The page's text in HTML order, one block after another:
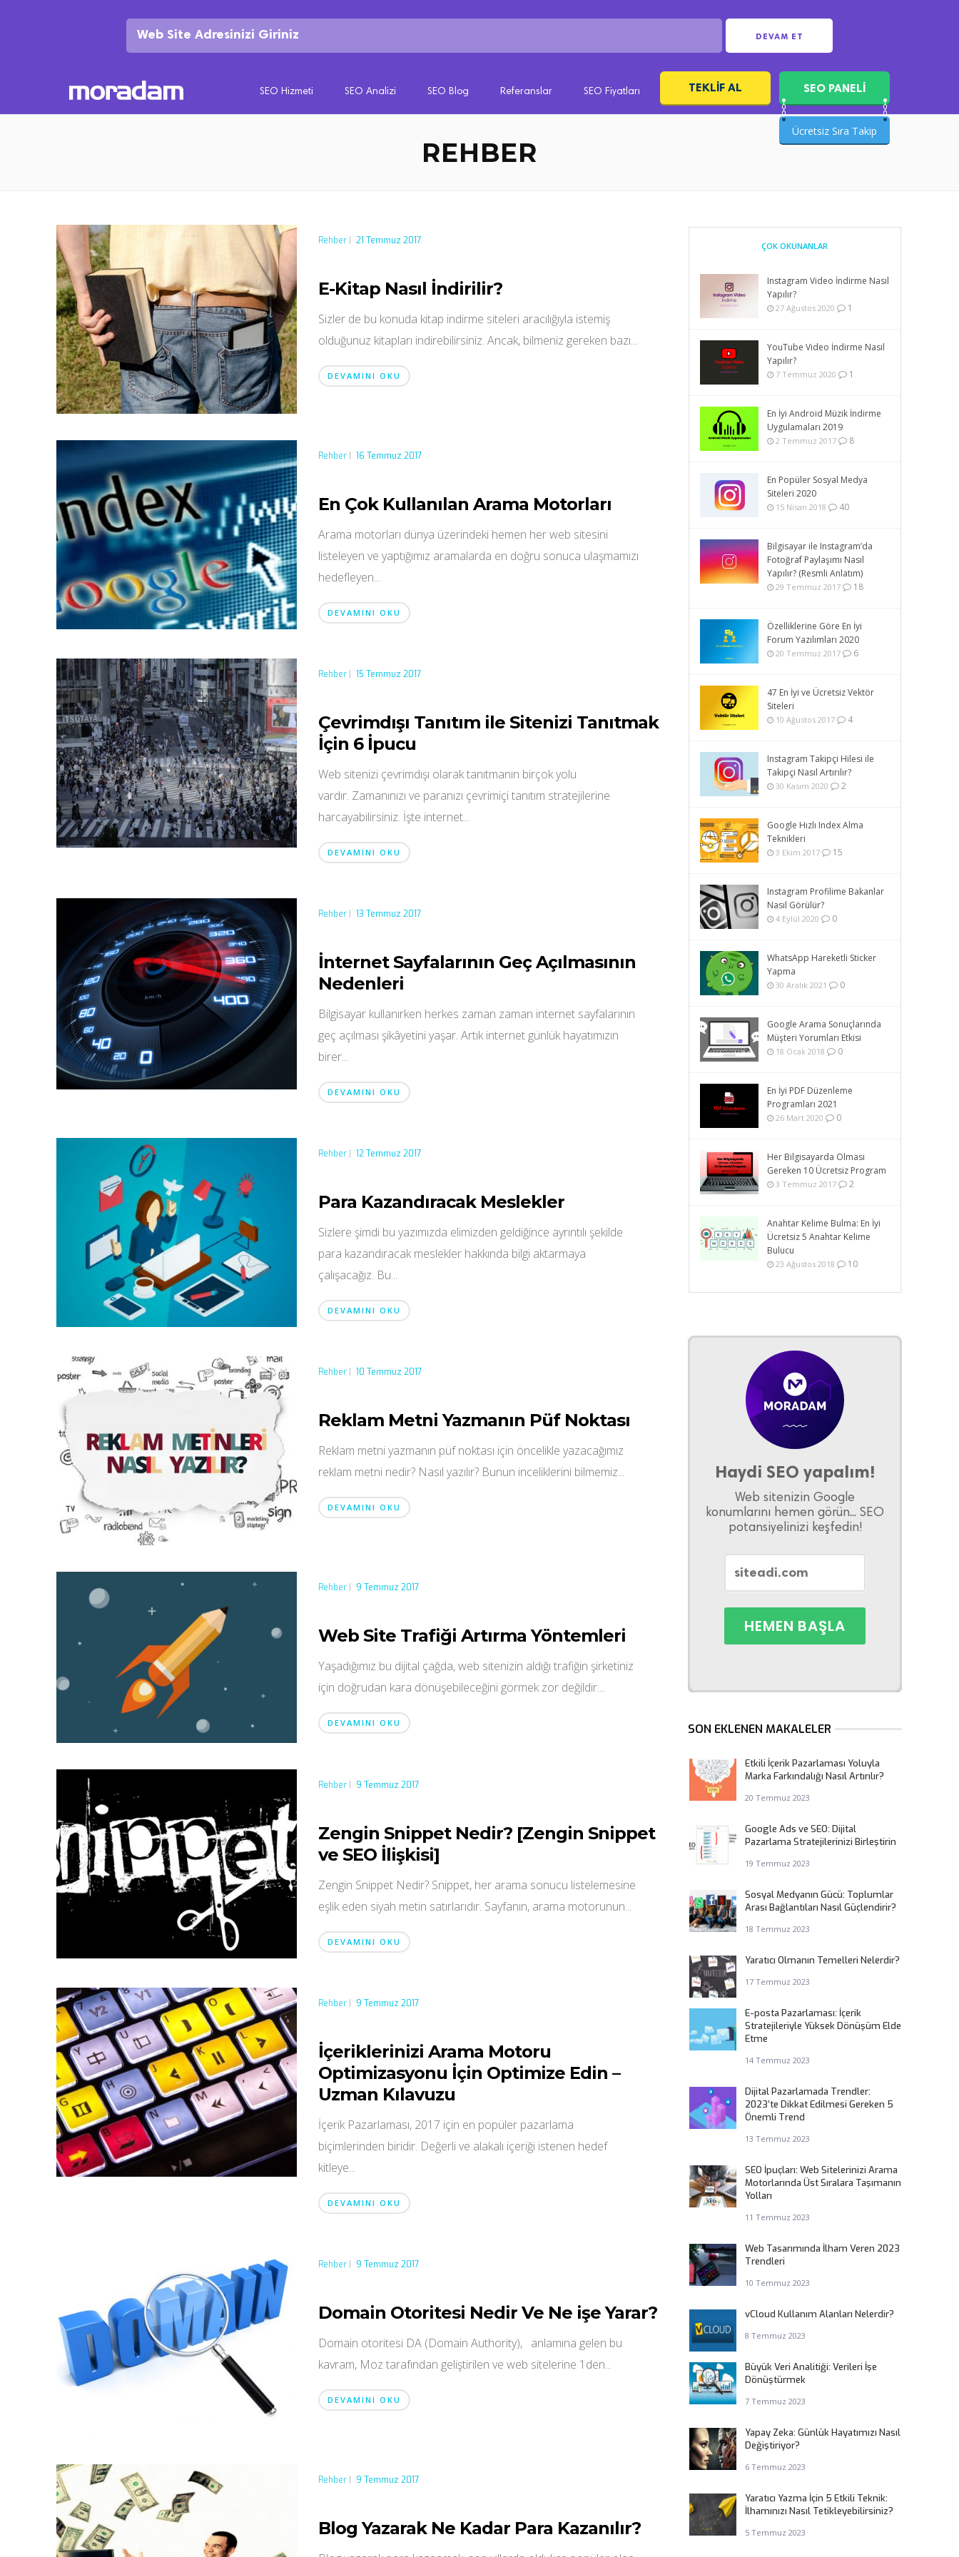
DEVAM ET
SEO Hizmeti SEO Analizi SEO Blog Referanslar SEO Fiyatları TEKLIF AL SEO PANELİ
Ücretsiz Sıra Takip
REHBER
Rehber 21 Temmuz 2017
E-Kitap Nasıl İndirilir?
Sizler de bu konuda kitap indirme siteleri aracılığıyla istemiş
olduğunuz kitapları indirebilirsiniz. Ancak, bilmeniz gereken bazı...
DEVAMINI OKU
Rehber 16 Temmuz 2017
En Çok Kullanılan Arama Motorları
Arama motorları dünya üzerindeki hemen her web sitesini
listeleyen ve yaptığımız aramalarda en doğru sonuca ulaşmamızı
hedefleyen...
DEVAMINI OKU
Rehber 15 Temmuz 2017
Çevrimdışı Tanıtım ile Sitenizi Tanıtmak
İçin 6 İpucu
Web sitenizi çevrimdışı olarak tanıtmanın birçok yolu
vardır. Zamanınızı ve paranızı çevrimiçi tanıtım stratejilerine
harcayabilirsiniz. İşte internet...
DEVAMINI OKU
Rehber 13 Temmuz 2017
İnternet Sayfalarının Geç Açılmasının
Nedenleri
Bilgisayar kullanırken herkes zaman zaman internet sayfalarının
geç açılması şikâyetini yaşar. Artık internet günlük hayatımızın
birer...
DEVAMINI OKU
Rehber 12 Temmuz 2017
Para Kazandıracak Meslekler
Sizlere şimdi bu yazımızda elimizden geldiğince ayrıntılı şekilde
para kazandıracak meslekler hakkında bilgi aktarmaya
çalışacağız. Bu...
DEVAMINI OKU
Rehber 10 Temmuz 2017
Reklam Metni Yazmanın Püf Noktası
Reklam metni yazmanın püf noktası için öncelikle yazacağımız
reklam metni nedir? Nasıl yazılır? Bunun inceliklerini bilmemiz...
DEVAMINI OKU
Rehber 9 Temmuz 2017
Web Site Trafiği Artırma Yöntemleri
Yaşadığımız bu dijital çağda, web sitenizin aldığı trafiğin şirketiniz
için doğrudan kara dönüşebileceğini görmek zor değildir....
DEVAMINI OKU
Rehber 9 Temmuz 2017
Zengin Snippet Nedir? [Zengin Snippet
ve SEO İlişkisi]
Zengin Snippet Nedir? Snippet, her arama sonucu listelemesine
eşlik eden siyah metin satırlarıdır. Sayfanın, arama motorunun...
DEVAMINI OKU
Rehber 9 Temmuz 2017
İçeriklerinizi Arama Motoru
Optimizasyonu İçin Optimize Edin –
Uzman Kılavuzu
İçerik Pazarlaması, 2017 için en popüler pazarlama
biçimlerinden biridir. Değerli ve alakalı içeriği istenen hedef
kitleye...
DEVAMINI OKU
Rehber 9 Temmuz 2017
Domain Otoritesi Nedir Ve Ne işe Yarar?
Domain otoritesi DA (Domain Authority), anlamına gelen bu
kavram, Moz tarafından geliştirilen ve web sitelerine 1den...
DEVAMINI OKU
Rehber 9 Temmuz 2017
Blog Yazarak Ne Kadar Para Kazanılır?
ÇOK OKUNANLAR
Instagram Video İndirme Nasıl
Yapılır?
27 Ağustos 2020 1
YouTube Video İndirme Nasıl
Yapılır?
7 Temmuz 2020 1
En İyi Android Müzik İndirme
Uygulamaları 2019
2 Temmuz 2017 8
En Popüler Sosyal Medya
Siteleri 2020
15 Nisan 2018 40
Bilgisayar ile Instagram’da
Fotoğraf Paylaşımı Nasıl
Yapılır? (Resmli Anlatım)
29 Temmuz 2017 18
Özelliklerine Göre En İyi
Forum Yazılımları 2020
20 Temmuz 2017 6
47 En İyi ve Ücretsiz Vektör
Siteleri
10 Ağustos 2017 4
Instagram Takipçi Hilesi ile
Takipçi Nasıl Artırılır?
30 Kasım 2020 2
Google Hızlı Index Alma
Teknikleri
3 Ekim 2017 15
Instagram Profilime Bakanlar
Nasıl Görülür?
4 Eylül 2020 0
WhatsApp Hareketli Sticker
Yapma
30 Aralık 2021 0
Google Arama Sonuçlarında
Müşteri Yorumları Etkisi
18 Ocak 2018 0
En İyi PDF Düzenleme
Programları 2021
26 Mart 2020 0
Her Bilgisayarda Olması
Gereken 10 Ücretsiz Program
3 Temmuz 2017 2
Anahtar Kelime Bulma: En İyi
Ücretsiz 5 Anahtar Kelime
Bulucu
23 Ağustos 2018 10
Haydi SEO yapalım!
Web sitenizin Google
konumlarını hemen görün... SEO
potansiyelinizi keşfedin!
SON EKLENEN MAKALELER
Etkili İçerik Pazarlaması Yoluyla
Marka Farkındalığı Nasıl Artırılır?
20 Temmuz 2023
Google Ads ve SEO: Dijital
Pazarlama Stratejilerinizi Birleştirin
19 Temmuz 2023
Sosyal Medyanın Gücü: Toplumlar
Arası Bağlantıları Nasıl Güçlendirir?
18 Temmuz 2023
Yaratıcı Olmanın Temelleri Nelerdir?
17 Temmuz 2023
E-posta Pazarlaması: İçerik
Stratejileriyle Yüksek Dönüşüm Elde
Etme
14 Temmuz 2023
Dijital Pazarlamada Trendler:
2023’te Dikkat Edilmesi Gereken 5
Önemli Trend
13 Temmuz 2023
SEO İpuçları: Web Sitelerinizi Arama
Motorlarında Üst Sıralara Taşımanın
Yolları
11 Temmuz 2023
Web Tasarımında İlham Veren 2023
Trendleri
10 Temmuz 2023
vCloud Kullanım Alanları Nelerdir?
8 Temmuz 2023
Büyük Veri Analitiği: Verileri İşe
Dönüştürmek
7 Temmuz 2023
Yapay Zeka: Günlük Hayatımızı Nasıl
Değiştiriyor?
6 Temmuz 2023
Yaratıcı Yazma İçin 5 Etkili Teknik:
İlhamınızı Nasıl Tetikleyebilirsiniz?
5 Temmuz 2023